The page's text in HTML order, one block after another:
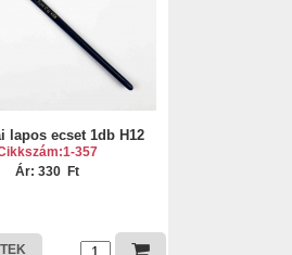
lapos ecset 1db H12
357
Ár: 330 Ft